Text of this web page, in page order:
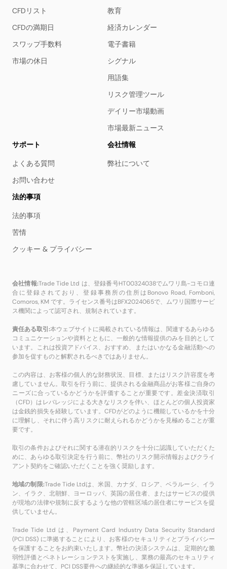
CFDリスト
CFDの満期日
スワップ手数料
市場の休日
教育
経済カレンダー
電子書籍
シグナル
用語集
リスク管理ツール
デイリー市場動画
市場最新ニュース
サポート
よくある質問
お問い合わせ
会社情報
弊社について
法的事項
法的事項
苦情
クッキー & プライバシー
会社情報:Trade Tide Ltd は、登録番号HT00324038でムワリ島-コモロ連
合に登録されており、登録事務所の住所はBonovo Road, Fomboni,
Comoros, KM です。ライセンス番号はBFX2024065で、ムワリ国際サービ
ス機関によって認可され、規制されています。
責任ある取引:本ウェブサイトに掲載されている情報は、関連するあらゆる
コミュニケーションや資料とともに、一般的な情報提供のみを目的として
います。これは投資アドバイス、おすすめ、またはいかなる金融活動への
参加を促すものと解釈されるべきではありません。
この内容は、お客様の個人的な財務状況、目標、またはリスク許容度を考
慮していません。取引を行う前に、提供される金融商品がお客様ご自身の
ニーズに合っているかどうかを評価することが重要です。差金決済取引
（CFD）はレバレッジによる大きなリスクを伴い、ほとんどの個人投資家
は金銭的損失を経験しています。CFDがどのように機能しているかを十分
に理解し、それに伴う高リスクに耐えられるかどうかを見極めることが重
要です。
取引の条件およびそれに関する潜在的リスクを十分に認識していただくた
めに、あらゆる取引決定を行う前に、幣社のリスク開示情報およびクライ
アント契約をご確認いただくことを強く奨励します。
地域の制限:Trade Tide Ltdは、米国、カナダ、ロシア、ベラルーシ、イラ
ン、イラク、北朝鮮、ヨーロッパ、英国の居住者、またはサービスの提供
が現地の法律や規制に反するような他の管轄区域の居住者にサービスを提
供していません。
Trade Tide Ltd は、Payment Card Industry Data Security Standard
(PCI DSS) に準拠することにより、お客様のセキュリティとプライバシー
を保護することをお約束いたします。幣社の決済システムは、定期的な脆
弱性評価とペネトレーションテストを実施し、業務の最高のセキュリティ
基準に合わせて、PCI DSS要件への継続的な準拠を保証しています。